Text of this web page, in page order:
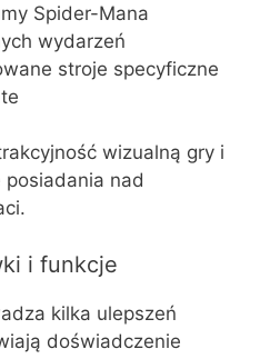
Spider-Mana
wydarzeń
stroje specyficzne
wizualną gry i
nad
i funkcje
kilka ulepszeń
doświadczenie